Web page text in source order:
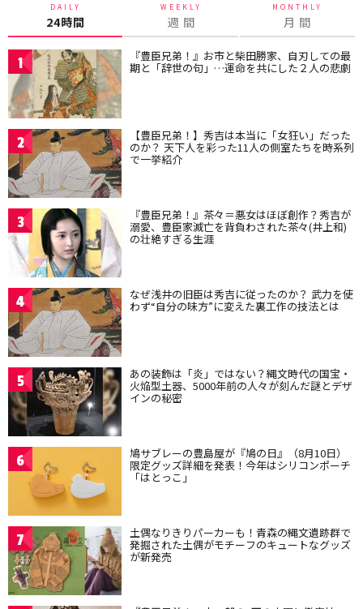
DAILY
24時間
WEEKLY
週 間
MONTHLY
月 間
1 『豊臣兄弟！』お市と柴田勝家、自刃しての最
期と「辞世の句」…運命を共にした２人の悲劇
2 【豊臣兄弟！】秀吉は本当に「女狂い」だった
のか？ 天下人を彩った11人の側室たちを時系列
で一挙紹介
3 『豊臣兄弟！』茶々＝悪女はほぼ創作？秀吉が
溺愛、豊臣家滅亡を背負わされた茶々(井上和)
の壮絶すぎる生涯
4 なぜ浅井の旧臣は秀吉に従ったのか？ 武力を使
わず“自分の味方”に変えた裏工作の技法とは
5 あの装飾は「炎」ではない？縄文時代の国宝・
火焔型土器、5000年前の人々が刻んだ謎とデザ
インの秘密
6 鳩サブレーの豊島屋が『鳩の日』（8月10日）
限定グッズ詳細を発表！今年はシリコンポーチ
「はとっこ」
7 土偶なりきりパーカーも！青森の縄文遺跡群で
発掘された土偶がモチーフのキュートなグッズ
が新発売